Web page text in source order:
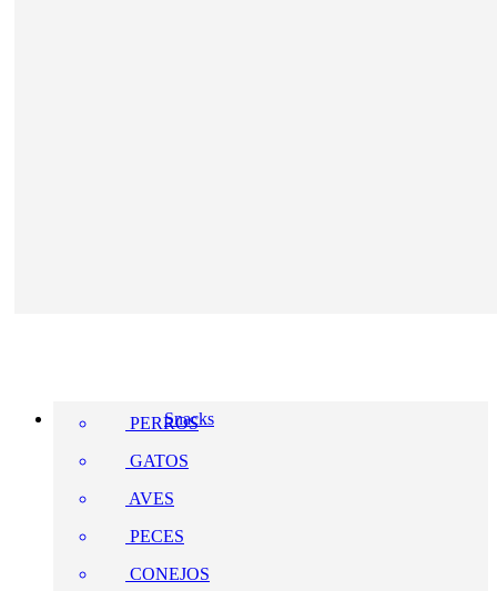
Snacks
PERROS
GATOS
AVES
PECES
CONEJOS